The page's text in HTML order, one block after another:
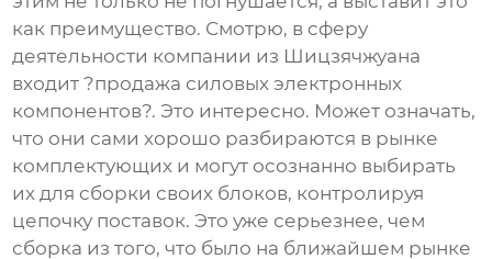
как преимущество. Смотрю, в сферу
деятельности компании из Шицзячжуана
входит ?продажа силовых электронных
компонентов?. Это интересно. Может означать,
что они сами хорошо разбираются в рынке
комплектующих и могут осознанно выбирать
их для сборки своих блоков, контролируя
цепочку поставок. Это уже серьезнее, чем
сборка из того, что было на ближайшем рынке